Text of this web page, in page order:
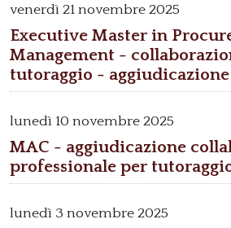
venerdì 21 novembre 2025
Executive Master in
Management -
tutoraggio - aggiudicazione
lunedì 10 novembre 2025
MAC - aggiudicazione
professionale per
lunedì 3 novembre 2025